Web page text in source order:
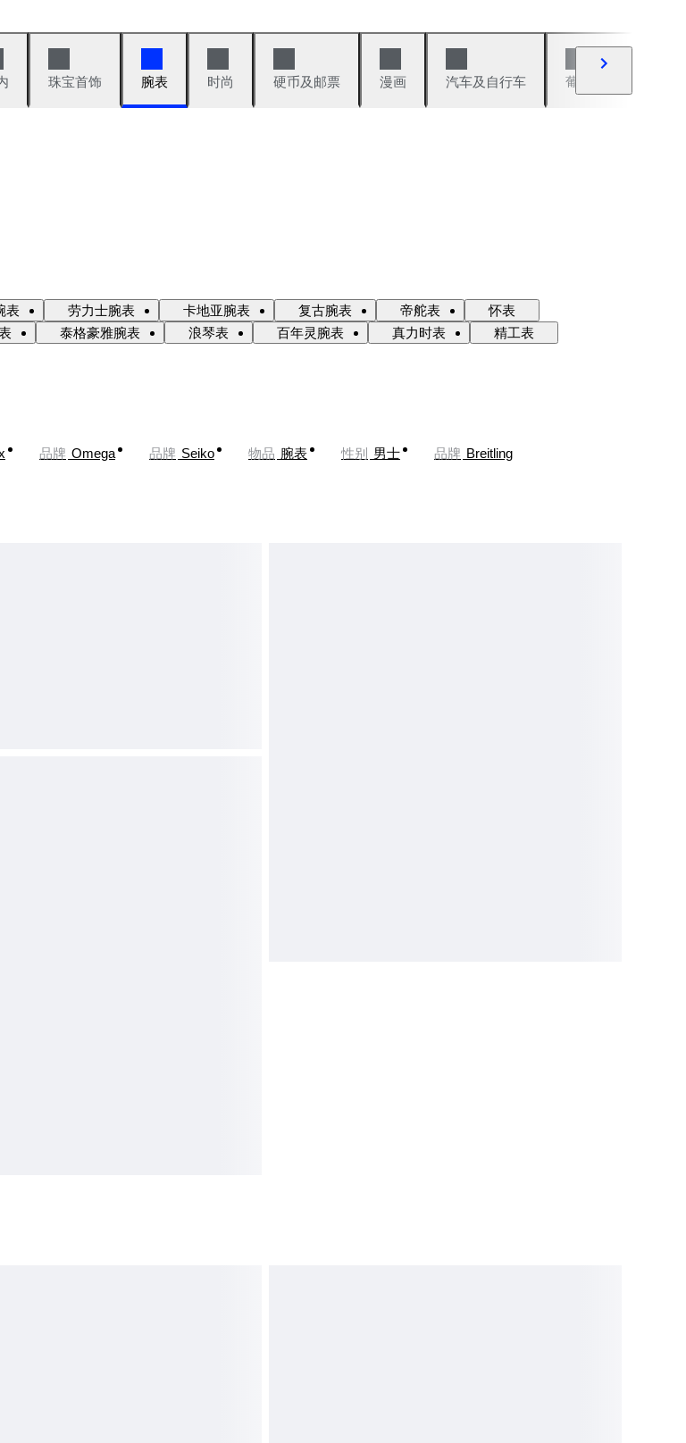
珠宝首饰 腕表 时尚 硬币及邮票 漫画 汽车及自行车 葡萄酒及烈性酒
表 劳力士腕表 卡地亚腕表 复古腕表 帝舵表
怀表
泰格豪雅腕表 浪琴表 百年灵腕表 真力时表 精工表
品牌 Omega 品牌 Seiko 物品 腕表 性别 男士 品牌 Breitling